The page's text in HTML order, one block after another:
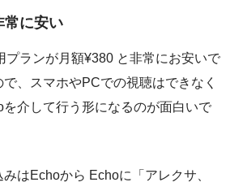
常に安い
プランが月額¥380 と非常にお安いで
、スマホやPCでの視聴はできなく
介して行う形になるのが面白いで
はEchoから Echoに「アレクサ、